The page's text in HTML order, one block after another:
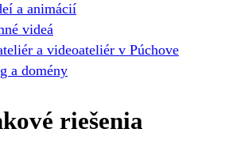
a animácií
videá
a videoateliér v Púchove
a domény
riešenia